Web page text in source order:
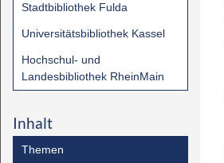
Stadtbibliothek Fulda
Universitätsbibliothek Kassel
Hochschul- und
Landesbibliothek RheinMain
Inhalt
Themen